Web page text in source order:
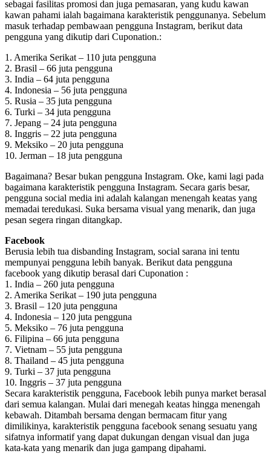
sebagai fasilitas promosi dan juga pemasaran, yang kudu kawan
kawan pahami ialah bagaimana karakteristik penggunanya. Sebelum
masuk terhadap pembawaan pengguna Instagram, berikut data
pengguna yang dikutip dari Cuponation.:
1. Amerika Serikat – 110 juta pengguna
2. Brasil – 66 juta pengguna
3. India – 64 juta pengguna
4. Indonesia – 56 juta pengguna
5. Rusia – 35 juta pengguna
6. Turki – 34 juta pengguna
7. Jepang – 24 juta pengguna
8. Inggris – 22 juta pengguna
9. Meksiko – 20 juta pengguna
10. Jerman – 18 juta pengguna
Bagaimana? Besar bukan pengguna Instagram. Oke, kami lagi pada
bagaimana karakteristik pengguna Instagram. Secara garis besar,
pengguna social media ini adalah kalangan menengah keatas yang
memadai teredukasi. Suka bersama visual yang menarik, dan juga
pesan segera ringan ditangkap.
Facebook
Berusia lebih tua disbanding Instagram, social sarana ini tentu
mempunyai pengguna lebih banyak. Berikut data pengguna
facebook yang dikutip berasal dari Cuponation :
1. India – 260 juta pengguna
2. Amerika Serikat – 190 juta pengguna
3. Brasil – 120 juta pengguna
4. Indonesia – 120 juta pengguna
5. Meksiko – 76 juta pengguna
6. Filipina – 66 juta pengguna
7. Vietnam – 55 juta pengguna
8. Thailand – 45 juta pengguna
9. Turki – 37 juta pengguna
10. Inggris – 37 juta pengguna
Secara karakteristik pengguna, Facebook lebih punya market berasal
dari semua kalangan. Mulai dari menegah keatas hingga menengah
kebawah. Ditambah bersama dengan bermacam fitur yang
dimilikinya, karakteristik pengguna facebook senang sesuatu yang
sifatnya informatif yang dapat dukungan dengan visual dan juga
kata-kata yang menarik dan juga gampang dipahami.